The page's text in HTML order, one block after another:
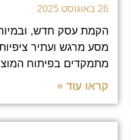
26 באוגוסט 2025
הקמת עסק חדש,
מסע מרגש ועתיר
מתמקדים בפיתוח
קראו עוד »